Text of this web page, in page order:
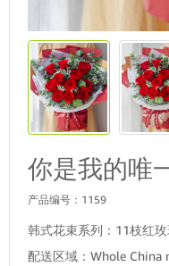
你是我的唯
产品编号： 1159
韩式花束系列：11枝红
配送区域：Whole China